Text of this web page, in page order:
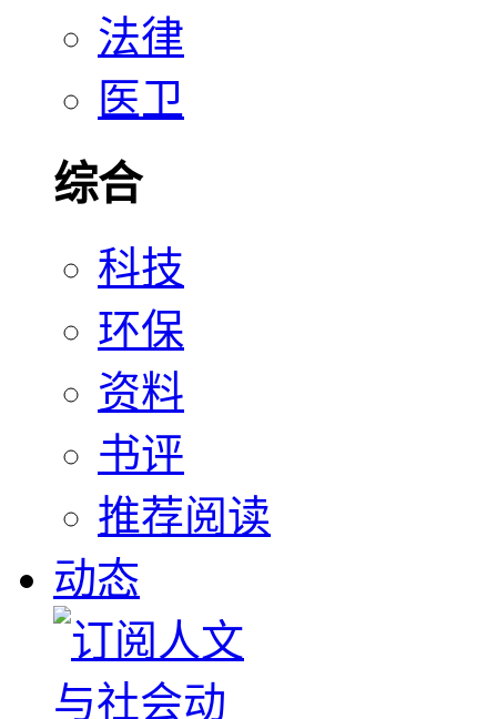
法律
医卫
综合
科技
环保
资料
书评
推荐阅读
动态